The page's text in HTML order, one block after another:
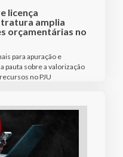
licença
amplia
orçamentárias no
para apuração e
pauta sobre a valorização
no PJU